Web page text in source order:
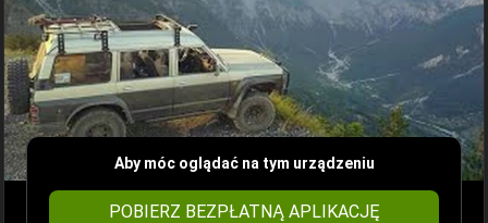
Aby móc oglądać na tym urządzeniu
POBIERZ BEZPŁATNĄ APLIKACJĘ